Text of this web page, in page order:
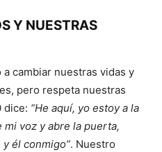
Y NUESTRAS
cambiar nuestras vidas y
pero respeta nuestras
dice: “He aquí, yo estoy a la
voz y abre la puerta,
él conmigo”. Nuestro